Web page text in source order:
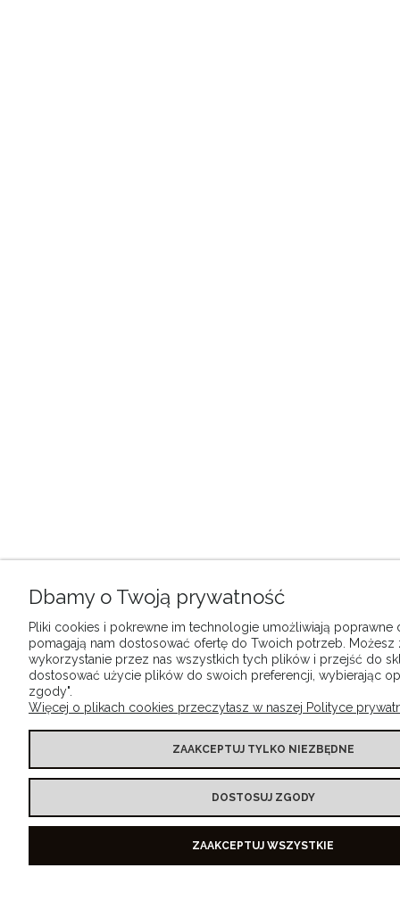
Dbamy o Twoją prywatność
Pliki cookies i pokrewne im technologie umożliwiają poprawne
pomagają nam dostosować ofertę do Twoich potrzeb. Możesz
wykorzystanie przez nas wszystkich tych plików i przejść do
dostosować użycie plików do swoich preferencji, wybierając
zgody".
Więcej o plikach cookies przeczytasz w naszej Polityce
ZAAKCEPTUJ TYLKO NIEZBĘDNE
DOSTOSUJ ZGODY
ZAAKCEPTUJ WSZYSTKIE